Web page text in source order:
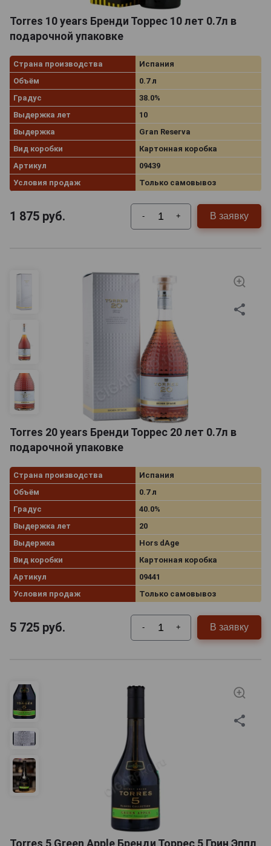
Torres 10 years Бренди Торрес 10 лет 0.7л в
подарочной упаковке
Страна производства
Испания
Объём
0.7 л
Градус
38.0%
Выдержка лет
10
Выдержка
Gran Reserva
Вид коробки
Картонная коробка
Артикул
09439
Условия продаж
Только самовывоз
1 875 руб. - + В заявку
Torres 20 years Бренди Торрес 20 лет 0.7л в
подарочной упаковке
Страна производства
Испания
Объём
0.7 л
Градус
40.0%
Выдержка лет
20
Выдержка
Hors dAge
Вид коробки
Картонная коробка
Артикул
09441
Условия продаж
Только самовывоз
5 725 руб. - + В заявку
Torres 5 Green Apple Бренди Торрес 5 Грин Эппл